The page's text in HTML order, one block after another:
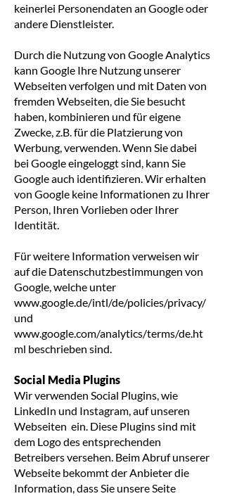
keinerlei Personendaten an Google oder
andere Dienstleister.
Durch die Nutzung von Google Analytics
kann Google Ihre Nutzung unserer
Webseiten verfolgen und mit Daten von
fremden Webseiten, die Sie besucht
haben, kombinieren und für eigene
Zwecke, z.B. für die Platzierung von
Werbung, verwenden. Wenn Sie dabei
bei Google eingeloggt sind, kann Sie
Google auch identifizieren. Wir erhalten
von Google keine Informationen zu Ihrer
Person, Ihren Vorlieben oder Ihrer
Identität.
Für weitere Information verweisen wir
auf die Datenschutzbestimmungen von
Google, welche unter
www.google.de/intl/de/policies/privacy/
und
www.google.com/analytics/terms/de.ht
ml beschrieben sind.
Social Media Plugins
Wir verwenden Social Plugins, wie
LinkedIn und Instagram, auf unseren
Webseiten ein. Diese Plugins sind mit
dem Logo des entsprechenden
Betreibers versehen. Beim Abruf unserer
Webseite bekommt der Anbieter die
Information, dass Sie unsere Seite